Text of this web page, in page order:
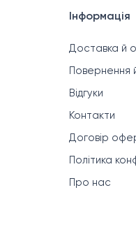
Інформація
Доставка й
Повернення
Відгуки
Контакти
Договір
Політика
Про нас